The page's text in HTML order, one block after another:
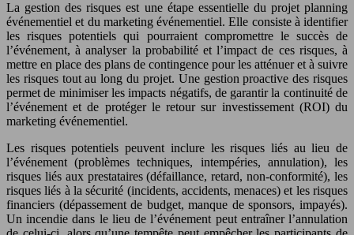
La gestion des risques est une étape essentielle du projet planning
événementiel et du marketing événementiel. Elle consiste à identifier
les risques potentiels qui pourraient compromettre le succès de
l’événement, à analyser la probabilité et l’impact de ces risques, à
mettre en place des plans de contingence pour les atténuer et à suivre
les risques tout au long du projet. Une gestion proactive des risques
permet de minimiser les impacts négatifs, de garantir la continuité de
l’événement et de protéger le retour sur investissement (ROI) du
marketing événementiel.
Les risques potentiels peuvent inclure les risques liés au lieu de
l’événement (problèmes techniques, intempéries, annulation), les
risques liés aux prestataires (défaillance, retard, non-conformité), les
risques liés à la sécurité (incidents, accidents, menaces) et les risques
financiers (dépassement de budget, manque de sponsors, impayés).
Un incendie dans le lieu de l’événement peut entraîner l’annulation